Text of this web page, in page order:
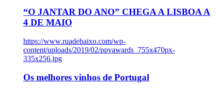
“O JANTAR DO ANO” CHEGA A LISBOA A
4 DE MAIO
https://www.ruadebaixo.com/wp-
content/uploads/2019/02/ppvawards_755x470px-
335x256.jpg
Os melhores vinhos de Portugal